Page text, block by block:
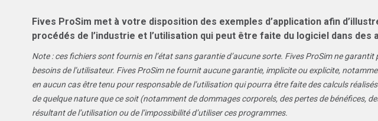
Fives ProSim met à votre disposition des exemples d’application afin
procédés de l’industrie et l’utilisation qui peut être faite du logiciel dans
Note : ces fichiers sont fournis en l’état sans garantie d’aucune sorte. Fives ProSim ne
besoins de l’utilisateur. Fives ProSim ne fournit aucune garantie, implicite ou explicite,
en aucun cas être tenu pour responsable de l’utilisation qui pourra être faite des calculs
de quelque nature que ce soit (notamment de dommages corporels, des pertes de bénéfices,
résultant de l’utilisation ou de l’impossibilité d’utiliser ces programmes.